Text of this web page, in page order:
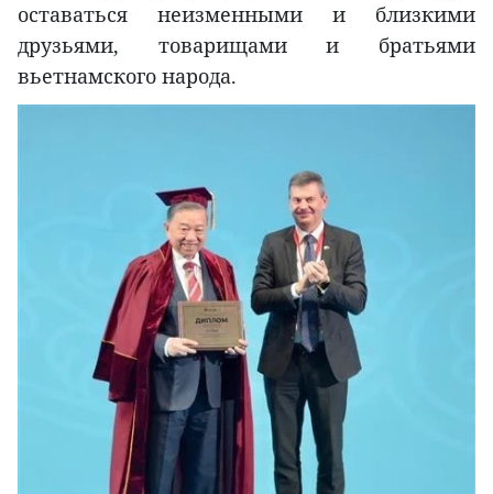
оставаться неизменными и близкими
друзьями, товарищами и братьями
вьетнамского народа.